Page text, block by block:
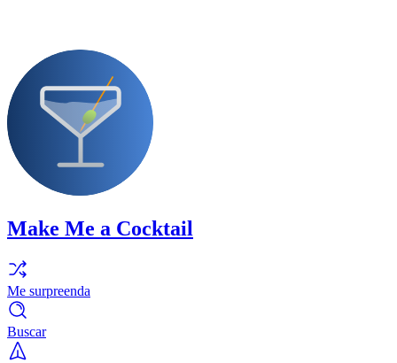
Make Me a Cocktail
Me surpreenda
Buscar